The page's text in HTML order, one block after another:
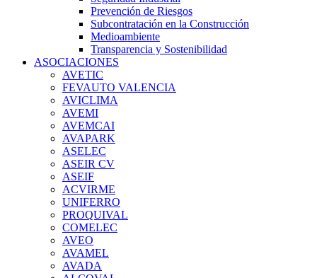
Prevención de Riesgos
Subcontratación en la Construcción
Medioambiente
Transparencia y Sostenibilidad
ASOCIACIONES
AVETIC
FEVAUTO VALENCIA
AVICLIMA
AVEMI
AVEMCAI
AVAPARK
ASELEC
ASEIR CV
ASEIF
ACVIRME
UNIFERRO
PROQUIVAL
COMELEC
AVEO
AVAMEL
AVADA